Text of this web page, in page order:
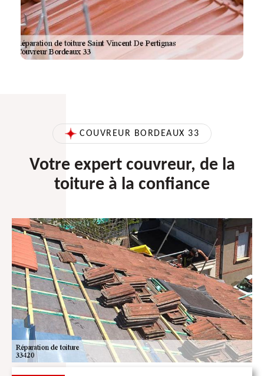
COUVREUR BORDEAUX 33
Votre expert couvreur, de la
toiture à la confiance